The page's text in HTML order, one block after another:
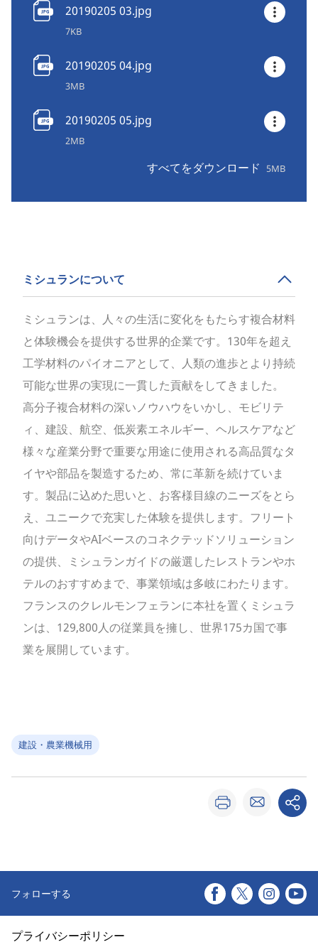
20190205 03.jpg
7KB
20190205 04.jpg
3MB
20190205 05.jpg
2MB
すべてをダウンロード 5MB
ミシュランについて
ミシュランは、人々の生活に変化をもたらす複合材料
と体験機会を提供する世界的企業です。130年を超え
工学材料のパイオニアとして、人類の進歩とより持続
可能な世界の実現に一貫した貢献をしてきました。
高分子複合材料の深いノウハウをいかし、モビリテ
ィ、建設、航空、低炭素エネルギー、ヘルスケアなど
様々な産業分野で重要な用途に使用される高品質なタ
イヤや部品を製造するため、常に革新を続けていま
す。製品に込めた思いと、お客様目線のニーズをとら
え、ユニークで充実した体験を提供します。フリート
向けデータやAIベースのコネクテッドソリューション
の提供、ミシュランガイドの厳選したレストランやホ
テルのおすすめまで、事業領域は多岐にわたります。
フランスのクレルモンフェランに本社を置くミシュラ
ンは、129,800人の従業員を擁し、世界175カ国で事
業を展開しています。
建設・農業機械用
フォローする
プライバシーポリシー